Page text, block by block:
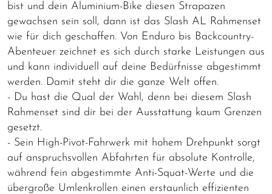
bist und dein Aluminium-Bike diesen Strapazen
gewachsen sein soll, dann ist das Slash AL Rahmenset
wie für dich geschaffen. Von Enduro bis Backcountry-
Abenteuer zeichnet es sich durch starke Leistungen aus
und kann individuell auf deine Bedürfnisse abgestimmt
werden. Damit steht dir die ganze Welt offen.
- Du hast die Qual der Wahl, denn bei diesem Slash
Rahmenset sind dir bei der Ausstattung kaum Grenzen
gesetzt.
- Sein High-Pivot-Fahrwerk mit hohem Drehpunkt sorgt
auf anspruchsvollen Abfahrten für absolute Kontrolle,
während fein abgestimmte Anti-Squat-Werte und die
übergroße Umlenkrollen einen erstaunlich effizienten